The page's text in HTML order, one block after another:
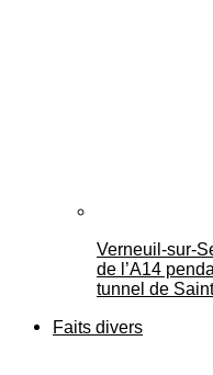
Verneuil-sur-
de l’A14
tunnel de
Faits divers